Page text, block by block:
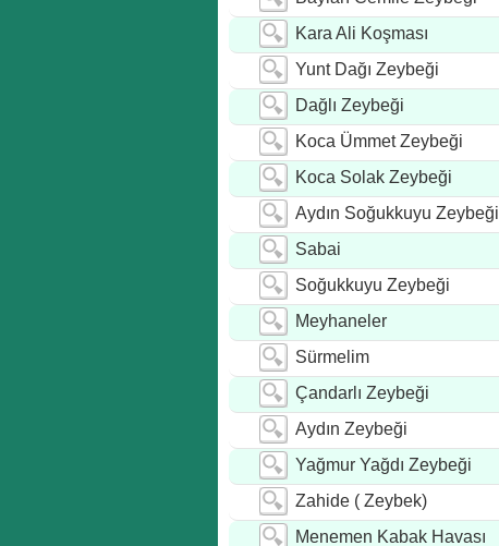
Kara Ali Koşması
Yunt Dağı Zeybeği
Dağlı Zeybeği
Koca Ümmet Zeybeği
Koca Solak Zeybeği
Aydın Soğukkuyu Zeybeği
Sabai
Soğukkuyu Zeybeği
Meyhaneler
Sürmelim
Çandarlı Zeybeği
Aydın Zeybeği
Yağmur Yağdı Zeybeği
Zahide ( Zeybek)
Menemen Kabak Havası